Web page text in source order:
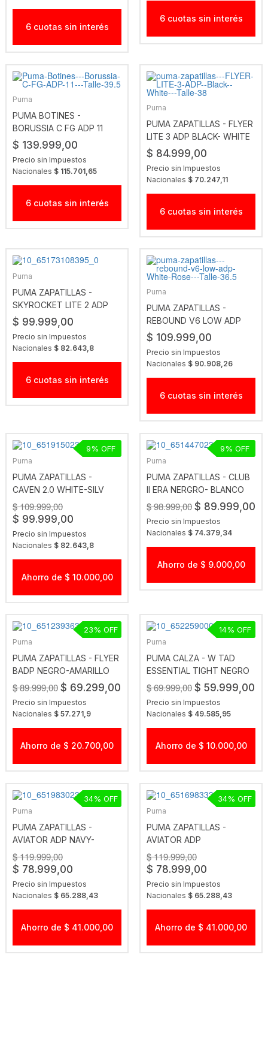
6 cuotas sin interés
6 cuotas sin interés
Puma
PUMA BOTINES -
BORUSSIA C FG ADP 11
$ 139.999,00
Precio sin Impuestos
Nacionales $ 115.701,65
6 cuotas sin interés
Puma
PUMA ZAPATILLAS - FLYER
LITE 3 ADP BLACK- WHITE
$ 84.999,00
Precio sin Impuestos
Nacionales $ 70.247,11
6 cuotas sin interés
Puma
PUMA ZAPATILLAS -
SKYROCKET LITE 2 ADP
BLACK- BLK
$ 99.999,00
Precio sin Impuestos
Nacionales $ 82.643,8
6 cuotas sin interés
Puma
PUMA ZAPATILLAS -
REBOUND V6 LOW ADP
WHITE-ROSE
$ 109.999,00
Precio sin Impuestos
Nacionales $ 90.908,26
6 cuotas sin interés
Puma
PUMA ZAPATILLAS -
CAVEN 2.0 WHITE-SILV
$ 109.999,00
$ 99.999,00
Precio sin Impuestos
Nacionales $ 82.643,8
9
Ahorro de $ 10.000,00
Puma
PUMA ZAPATILLAS - CLUB
II ERA NERGRO- BLANCO
$ 98.999,00 $ 89.999,00
Precio sin Impuestos
Nacionales $ 74.379,34
9
Ahorro de $ 9.000,00
Puma
PUMA ZAPATILLAS - FLYER
BADP NEGRO-AMARILLO
$ 89.999,00 $ 69.299,00
Precio sin Impuestos
Nacionales $ 57.271,9
23
Ahorro de $ 20.700,00
Puma
PUMA CALZA - W TAD
ESSENTIAL TIGHT NEGRO
$ 69.999,00 $ 59.999,00
Precio sin Impuestos
Nacionales $ 49.585,95
14
Ahorro de $ 10.000,00
Puma
PUMA ZAPATILLAS -
AVIATOR ADP NAVY-
FUTURE BLUE
$ 119.999,00
$ 78.999,00
Precio sin Impuestos
Nacionales $ 65.288,43
34
Ahorro de $ 41.000,00
Puma
PUMA ZAPATILLAS -
AVIATOR ADP
CASTLEROCK-GREEN GLA
$ 119.999,00
$ 78.999,00
Precio sin Impuestos
Nacionales $ 65.288,43
34
Ahorro de $ 41.000,00